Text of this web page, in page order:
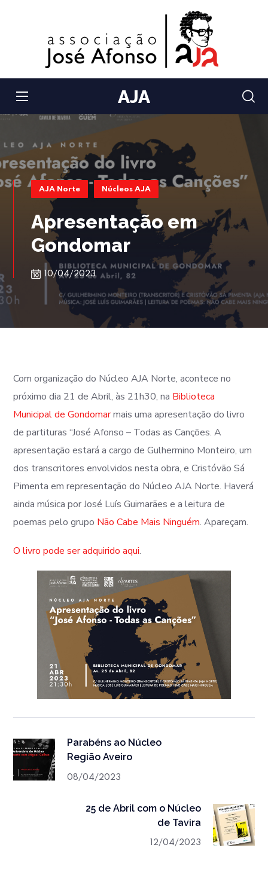
AJA
AJA Norte Núcleos AJA
Apresentação em
Gondomar
10/04/2023
Com organização do Núcleo AJA Norte, acontece no
próximo dia 21 de Abril, às 21h30, na Biblioteca
Municipal de Gondomarmais uma apresentação do livro
de partituras “José Afonso – Todas as Canções. A
apresentação estará a cargo de Gulhermino Monteiro, um
dos transcritores envolvidos nesta obra, e Cristóvão Sá
Pimenta em representação do Núcleo AJA Norte. Haverá
ainda música por José Luís Guimarães e a leitura de
poemas pelo grupo Não Cabe Mais Ninguém. Apareçam.
O livro pode ser adquirido aqui.
Parabéns ao Núcleo
Região Aveiro
08/04/2023
25 de Abril com o Núcleo
de Tavira
12/04/2023